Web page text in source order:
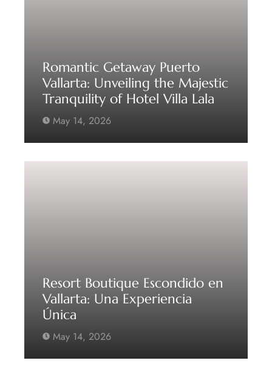
Romantic Getaway Puerto
Vallarta: Unveiling the Majestic
Tranquility of Hotel Villa Lala
May 14, 2026
Resort Boutique Escondido en
Vallarta: Una Experiencia
Única
May 14, 2026